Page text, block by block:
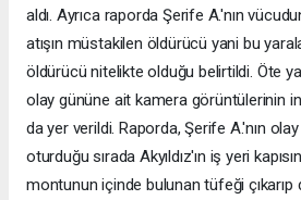
aldı. Ayrıca raporda Şerife A.'nın
atışın müstakilen öldürücü yani bu
öldürücü nitelikte olduğu belirtildi. Öte
olay gününe ait kamera görüntülerinin
da yer verildi. Raporda, Şerife A.'nın
oturduğu sırada Akyıldız'ın iş yeri
montunun içinde bulunan tüfeği